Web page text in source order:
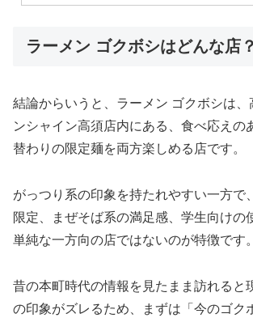
ラーメン ゴクボシはどんな店？
結論からいうと、ラーメン ゴクボシは、
ンシャイン高須店内にある、食べ応えの
替わりの限定麺を両方楽しめる店です。
がっつり系の印象を持たれやすい一方で
限定、まぜそば系の満足感、学生向けの
単純な一方向の店ではないのが特徴です。
昔の本町時代の情報を見たまま訪れると
の印象がズレるため、まずは「今のゴク